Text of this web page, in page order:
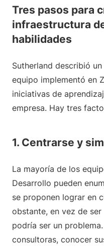
Tres pasos para
infraestructura
habilidades
Sutherland describió
equipo implementó en
iniciativas de
empresa. Hay tres
1. Centrarse y
La mayoría de los
Desarrollo pueden
se proponen lograr en
obstante, en vez de
podría ser un
consultoras, conocer